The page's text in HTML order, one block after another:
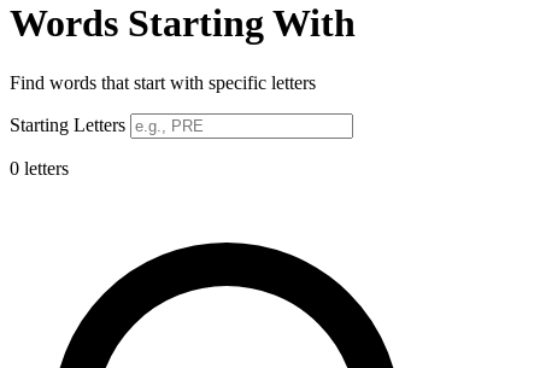
Words Starting With
Find words that start with specific letters
Starting Letters
0 letters